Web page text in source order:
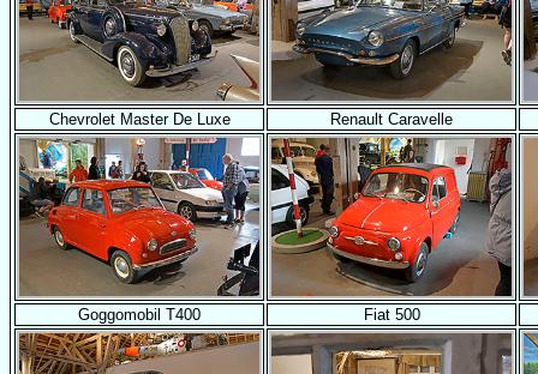
Chevrolet Master De Luxe Renault Caravelle
Goggomobil T400 Fiat 500